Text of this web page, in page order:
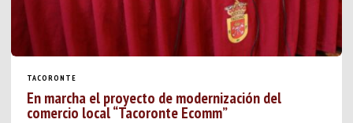
TACORONTE
En marcha el proyecto de modernización del
comercio local “Tacoronte Ecomm”